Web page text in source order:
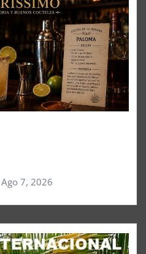
Ago 7, 2026